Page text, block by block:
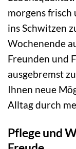
morgens
ins Schwitzen
Wochenende
Freunden und
ausgebremst
Ihnen neue
Alltag durch
Pflege und